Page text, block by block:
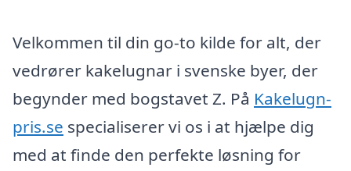
Velkommen til din go-to kilde for alt, der
vedrører kakelugnar i svenske byer, der
begynder med bogstavet Z. På Kakelugn-
pris.se specialiserer vi os i at hjælpe dig
med at finde den perfekte løsning for